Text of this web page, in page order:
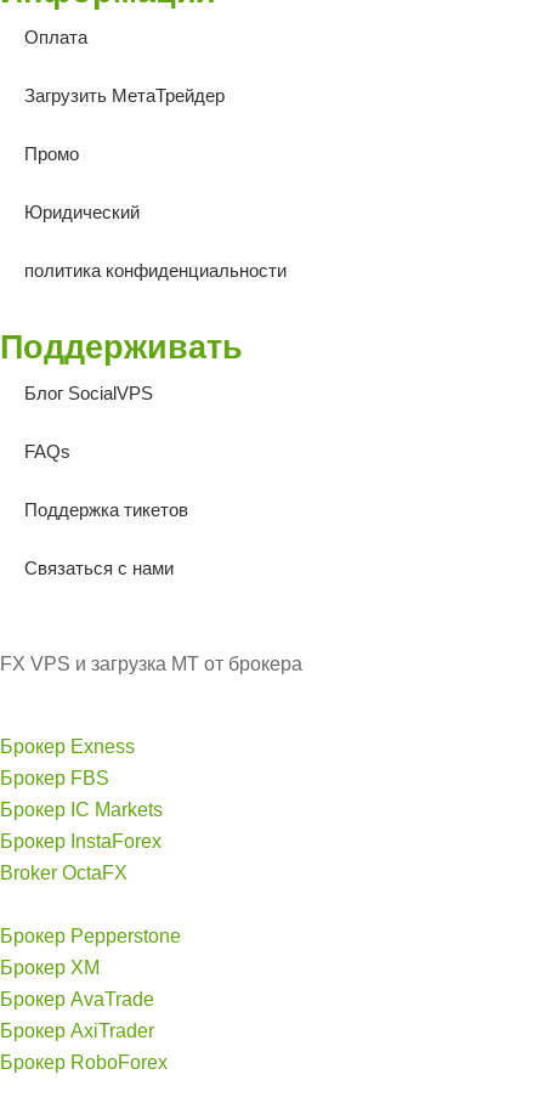
Оплата
Загрузить МетаТрейдер
Промо
Юридический
политика конфиденциальности
Поддерживать
Блог SocialVPS
FAQs
Поддержка тикетов
Связаться с нами
FX VPS и загрузка MT от брокера
Брокер Exness
Брокер FBS
Брокер IC Markets
Брокер InstaForex
Broker OctaFX
Брокер Pepperstone
Брокер XM
Брокер AvaTrade
Брокер AxiTrader
Брокер RoboForex